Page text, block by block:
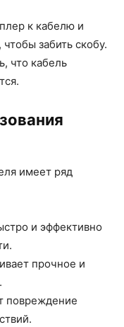
к кабелю и
забить скобу.
что кабель
имеет ряд
и эффективно
прочное и
повреждение